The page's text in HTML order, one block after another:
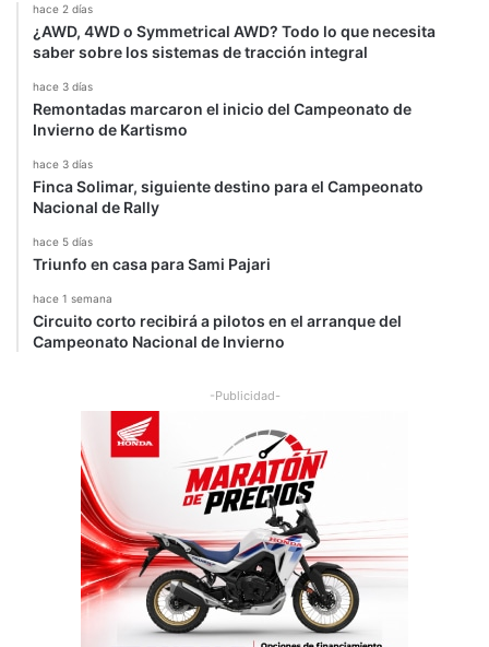
hace 2 días
¿AWD, 4WD o Symmetrical AWD? Todo lo que necesita
saber sobre los sistemas de tracción integral
hace 3 días
Remontadas marcaron el inicio del Campeonato de
Invierno de Kartismo
hace 3 días
Finca Solimar, siguiente destino para el Campeonato
Nacional de Rally
hace 5 días
Triunfo en casa para Sami Pajari
hace 1 semana
Circuito corto recibirá a pilotos en el arranque del
Campeonato Nacional de Invierno
-Publicidad-